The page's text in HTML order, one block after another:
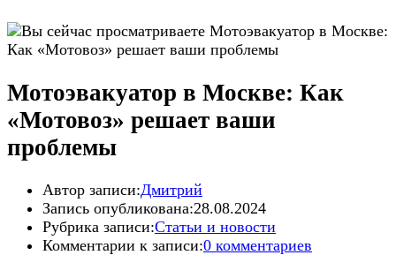
Мотоэвакуатор в Москве: Как
«Мотовоз» решает ваши
проблемы
Автор записи:Дмитрий
Запись опубликована:28.08.2024
Рубрика записи:Статьи и новости
Комментарии к записи:0 комментариев